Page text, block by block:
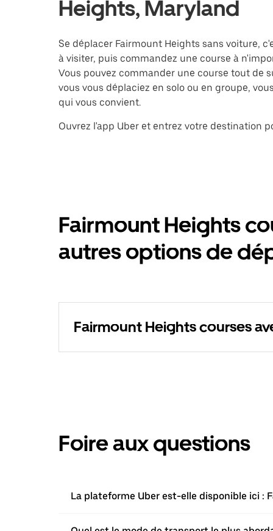
Heights, Maryland
Se déplacer Fairmount Heights sans voiture,
à visiter, puis commandez une course à
Vous pouvez commander une course tout de
vous vous déplaciez en solo ou en groupe,
qui vous convient.
Ouvrez l'app Uber et entrez votre destination
Fairmount Heights
autres options de
Fairmount Heights courses
Foire aux questions
La plateforme Uber est-elle disponible ici :